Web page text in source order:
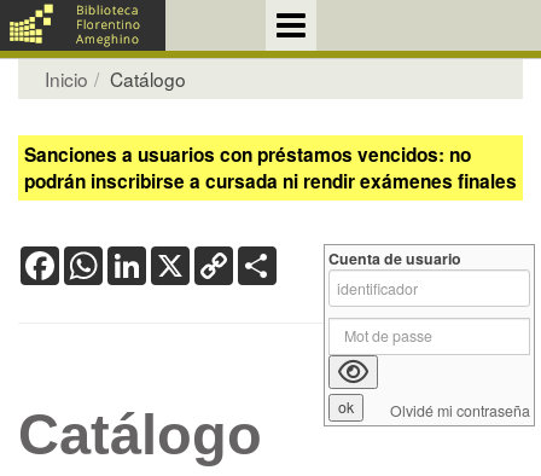
Inicio Catálogo
Sanciones a usuarios con préstamos vencidos: no
podrán inscribirse a cursada ni rendir exámenes finales
FacebookWhatsApp
LinkedIn
X Copy
Link
Catálogo
Cuenta de usuario
Olvidé mi contraseña